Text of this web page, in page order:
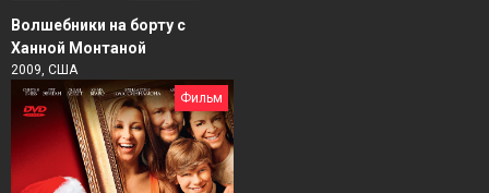
Волшебники на борту с
Ханной Монтаной
2009, США
Фильм